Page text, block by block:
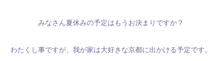
みなさん夏休みの予定はもうお決まりですか？
わたくし事ですが、我が家は大好きな京都に出かける予定です。